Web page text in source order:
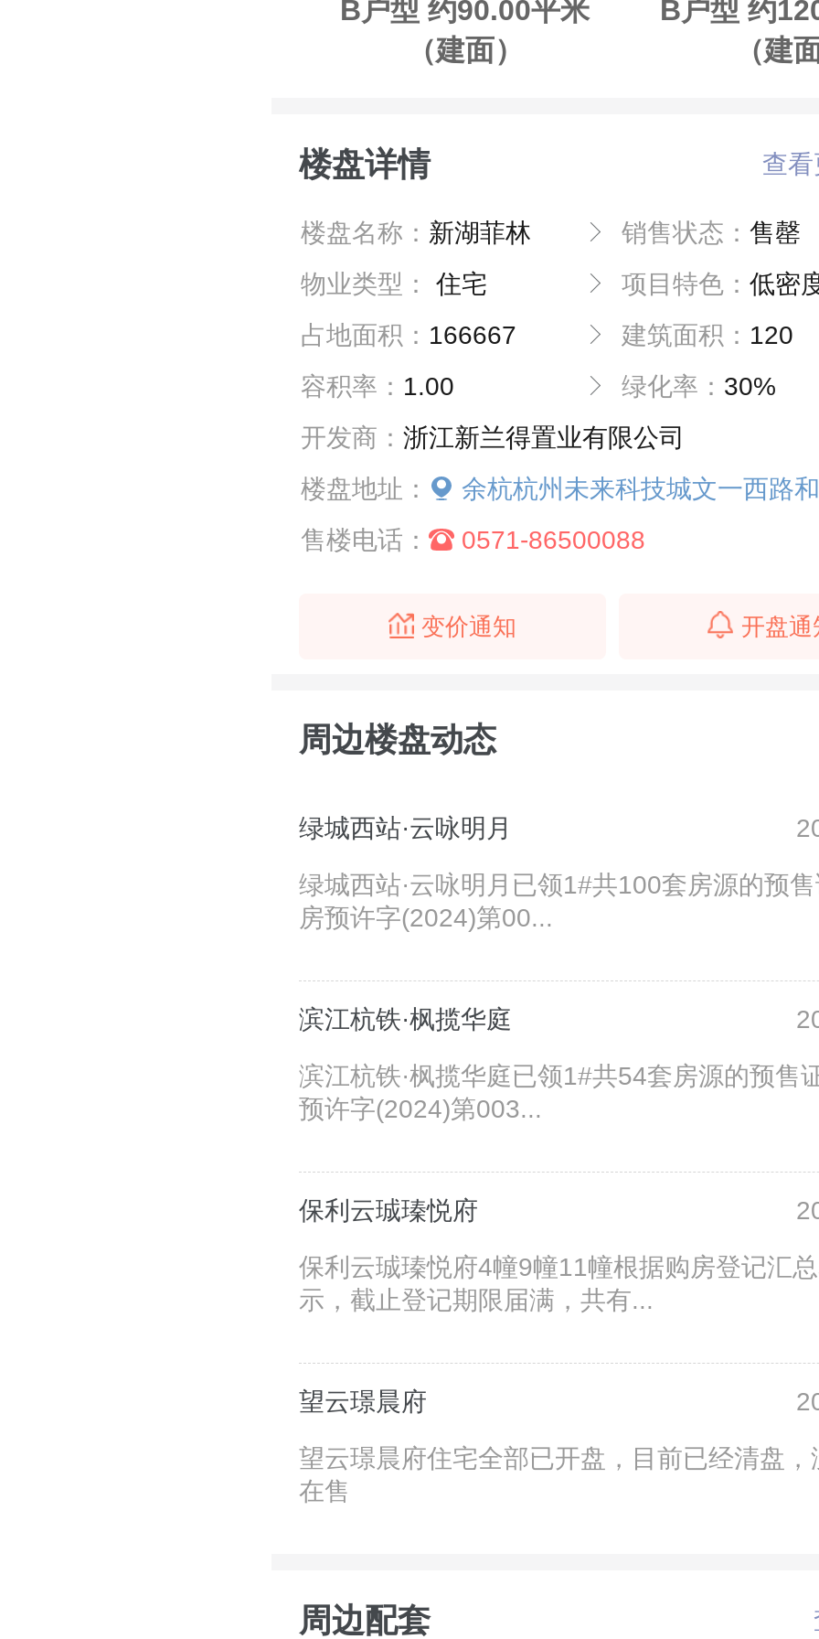
B户型 约90.00平米
（建面）
B户型 约
（建
楼盘详情 查
楼盘名称： 新湖菲林 销售状态： 售罄
物业类型：
住宅 项目特色： 低密度住
占地面积： 166667 建筑面积： 120
容积率： 1.00 绿化率： 30%
开发商： 浙江新兰得置业有限公司
楼盘地址：
余杭杭州未来科技城文一西路和上仓路交
售楼电话：
0571-86500088
变价通知 开盘通
周边楼盘动态
绿城西站·云咏明月
绿城西站·云咏明月已领1#共100套房源的预
房预许字(2024)第00...
滨江杭铁·枫揽华庭
滨江杭铁·枫揽华庭已领1#共54套房源的预售
预许字(2024)第003...
保利云珹瑧悦府
保利云珹瑧悦府4幢9幢11幢根据购房登记汇
示，截止登记期限届满，共有...
望云璟晨府
望云璟晨府住宅全部已开盘，目前已经清盘，
在售
周边配套